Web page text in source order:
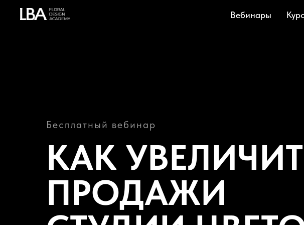
Вебинары
КАК
ПРОДАЖИ
Бесплатный вебинар